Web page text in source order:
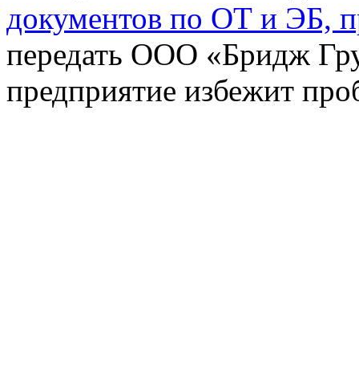
документов по ОТ и ЭБ,
передать ООО «Бридж
предприятие избежит